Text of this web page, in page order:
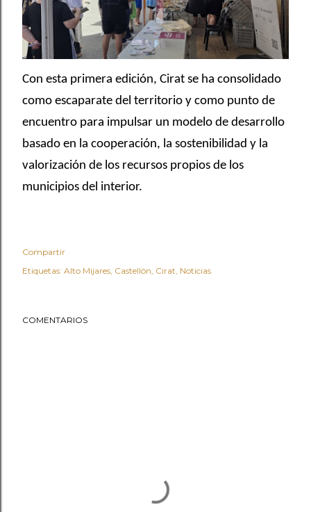
Con esta primera edición, Cirat se ha consolidado
como escaparate del territorio y como punto de
encuentro para impulsar un modelo de desarrollo
basado en la cooperación, la sostenibilidad y la
valorización de los recursos propios de los
municipios del interior.
Compartir
Etiquetas: Alto Mijares Castellón Cirat Noticias
COMENTARIOS